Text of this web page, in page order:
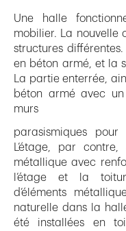
Une halle
mobilier. La nouvelle
structures
en béton armé, et la
La partie enterrée,
béton armé avec
murs
parasismiques
L’étage, par
métallique avec
l’étage et la
d’éléments
naturelle dans la
été installées en